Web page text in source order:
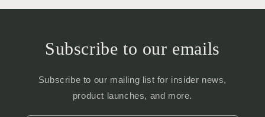
Subscribe to our emails
Subscribe to our mailing list for insider news,
product launches, and more.